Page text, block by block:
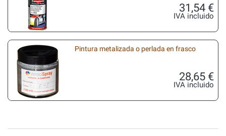
31,54 €
IVA incluido
Pintura metalizada o perlada en frasco
28,65 €
IVA incluido